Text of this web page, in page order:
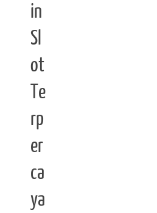
in
Sl
ot
Te
rp
er
ca
ya